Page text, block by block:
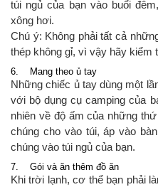
túi ngủ của bạn vào buổi
xông hơi.
Chú ý: Không phải tất cả
thép không gỉ, vì vậy hãy kiểm
6. Mang theo ủ tay
Những chiếc ủ tay dùng một
với bộ dụng cụ camping của
nhiên về độ ấm của những
chúng cho vào túi, áp vào
chúng vào túi ngủ của bạn.
7. Gói và ăn thêm đồ ăn
Khi trời lạnh, cơ thể bạn phải